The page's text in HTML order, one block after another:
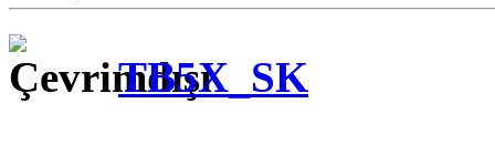
TB5X_SK